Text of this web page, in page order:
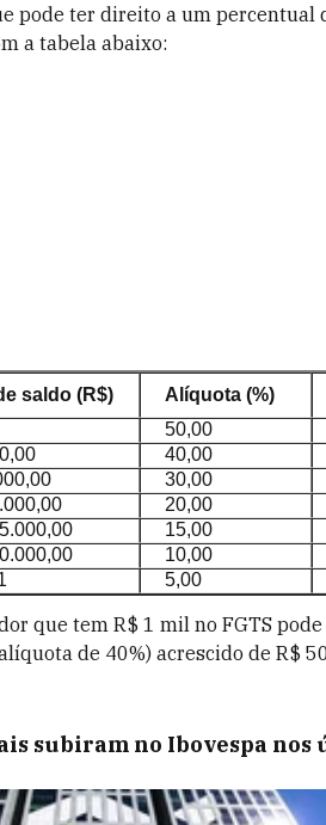
pode ter direito a um percentual
a tabela abaixo:
saldo (R$)
Alíquota (%)
50,00
40,00
30,00
20,00
15,00
10,00
5,00
que tem R$ 1 mil no FGTS
de 40%) acrescido de R$
subiram no Ibovespa nos